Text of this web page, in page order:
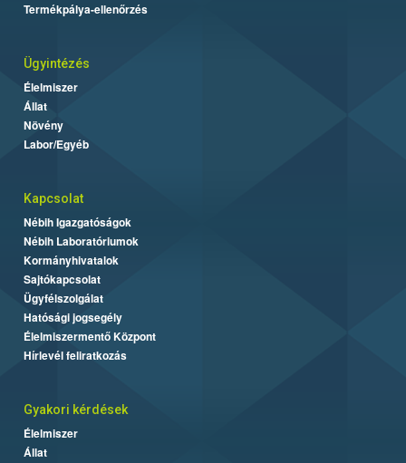
Termékpálya-ellenőrzés
Ügyintézés
Élelmiszer
Állat
Növény
Labor/Egyéb
Kapcsolat
Nébih Igazgatóságok
Nébih Laboratóriumok
Kormányhivatalok
Sajtókapcsolat
Ügyfélszolgálat
Hatósági jogsegély
Élelmiszermentő Központ
Hírlevél feliratkozás
Gyakori kérdések
Élelmiszer
Állat